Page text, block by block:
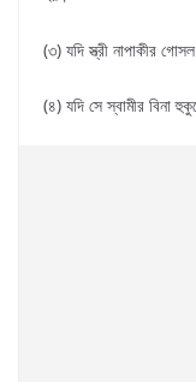
(৩) যদি স্ত্রী নাপাকীর
(৪) যদি সে স্বামীর বিনা